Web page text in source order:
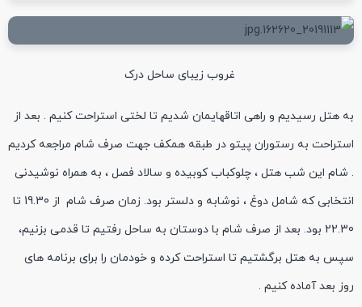
غروب زیبای ساحل درک
به هتل رسیدیم و راهی اتاقهایمان شدیم تا لختی استراحت کنیم . بعد از
استراحت به رستوران پیتو در طبقه همکف جهت صرف شام مراجعه کردیم
. شام این شب هتل ، چلوکباب کوبیده و سالاد فصل ، به همراه نوشیدنی
انتخابی که شامل دوغ ، نوشابه و دلستر بود. زمان صرف شام از 19.30 تا
22.30 بود. بعد از صرف شام با دوستان به ساحل رفتیم تا قدمی بزنیم،
سپس به هتل برگشتیم تا استراحت کرده و خودمان را برای برنامه های
روز بعد آماده کنیم .